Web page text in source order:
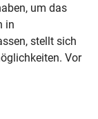
um das
in
stellt sich
Vor